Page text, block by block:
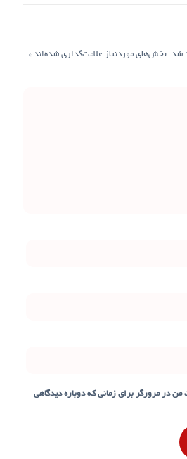
شد. بخش‌های موردنیاز علامت‌گذاری شده‌اند *
من در مرورگر برای زمانی که دوباره دیدگاهی